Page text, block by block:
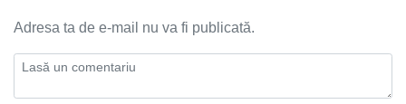
Adresa ta de e-mail nu va fi publicată.